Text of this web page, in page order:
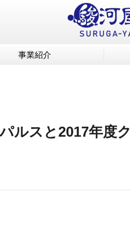
事業紹介
ルスと2017年度